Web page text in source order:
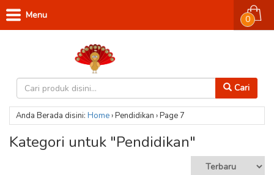
Cari
0
Menu
Anda Berada disini: Home›Pendidikan ›Page 7
Kategori untuk "Pendidikan"